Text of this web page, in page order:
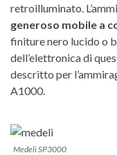
retroilluminato.
generoso mobile a
finiture nero lucido o
dell’elettronica di
descritto per
A1000.
Medeli SP3000